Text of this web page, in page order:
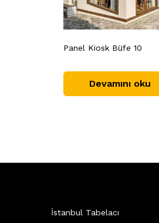
Panel Kiosk Büfe 10
Devamını oku
İstanbul Tabelacı